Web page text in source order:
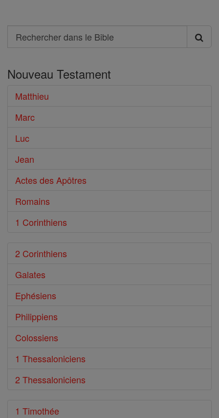
Search
Rechercher
le
Bible
Nouveau Testament
Matthieu
Marc
Luc
Jean
Actes des Apôtres
Romains
1 Corinthiens
2 Corinthiens
Galates
Ephésiens
Philippiens
Colossiens
1 Thessaloniciens
2 Thessaloniciens
1 Timothée